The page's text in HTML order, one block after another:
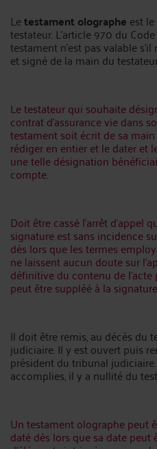
Letestament olographe est
testateur. L’article 970 du
testament n’est pas valable
et signé de la main du
Le testateur qui souhaite
contrat d’assurance vie dans
testament soit écrit de sa
rédiger en entier et le dater et
une telle désignation
compte.
Doit être cassé l’arrêt d’appel
signature est sans incidence
dès lors que les termes
ne laissent aucun doute sur
définitive du contenu de l’acte
peut être suppléé à la
Il doit être remis, au décès du
judiciaire. Il y est ouvert puis
président du tribunal
accomplies, il y a nullité du
Un testament olographe peut
daté dès lors que sa date